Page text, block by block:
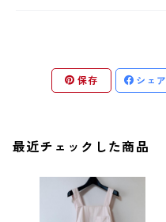
保存 シェア
最近チェックした商品